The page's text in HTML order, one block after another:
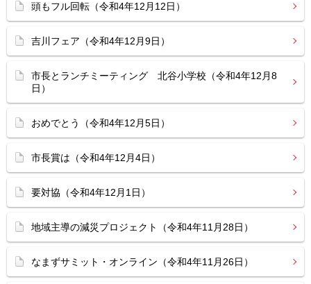
頭もフル回転（令和4年12月12日）
吉川フェア（令和4年12月9日）
市長とランチミーティング 北谷小学校（令和4年12月8
日）
おめでとう（令和4年12月5日）
市長賞は（令和4年12月4日）
要対協（令和4年12月1日）
地域主導の減災プロジェクト（令和4年11月28日）
なまずサミット・オンライン（令和4年11月26日）